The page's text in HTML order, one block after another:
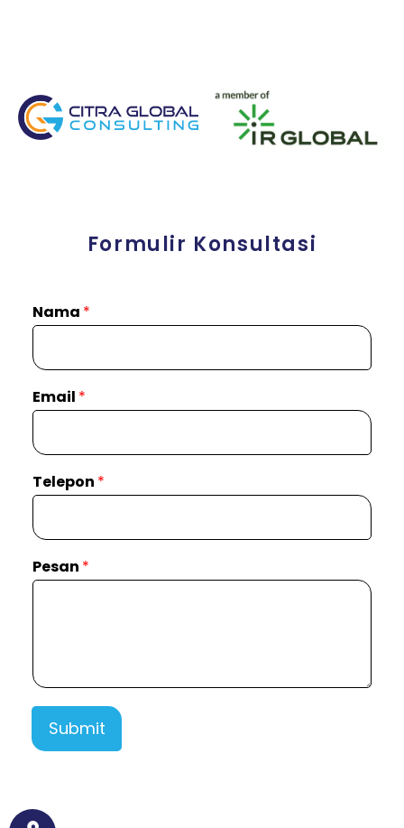
Formulir Konsultasi
Nama *
Email *
Telepon *
Pesan *
Submit